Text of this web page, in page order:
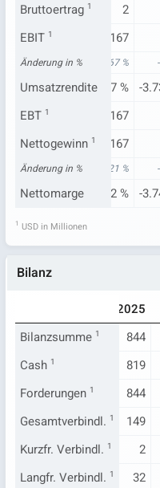
Bruttoertrag 1
14 2
EBIT 1-5 -167
Änderung in %
67,88 % -905,67 %
Umsatzrendite
-34,63 % -5.399,77 % -
EBT 1 -167
Nettogewinn 1
-5 -167
Änderung in %
68,69 % -841,21 %
Nettomarge
-36,13 % -5.406,42 % -
1 USD in Millionen
Bilanz
Q2 2025
Bilanzsumme 1
326 844
Cash 1 819
Forderungen 1
326 844
Gesamtverbindl. 1
118 149
Kurzfr. Verbindl. 1
2 2
Langfr. Verbindl. 1
30 32